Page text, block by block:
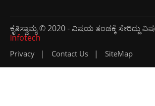
ಕೃತಿಸ್ವಾಮ್ಯ © 2020 - ವಿಷಯ ತಂಡಕ್ಕೆ ಸೇರಿದ್ದು
Infotech
Privacy Contact Us SiteMap